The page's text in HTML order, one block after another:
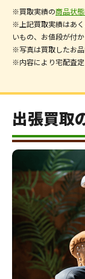
※買取実績の商品状
※上記買取実績はあ
いもの、お値段が付
※写真は買取したお品
※内容により宅配査定
出張買取